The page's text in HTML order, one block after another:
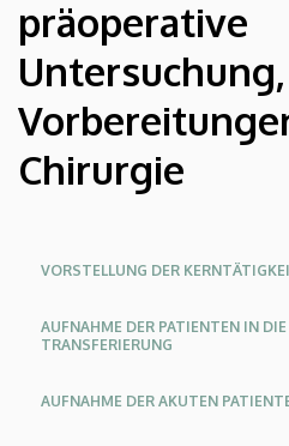
Vorbereitungen
für
die
Chirurgie
präoperative
Untersuchung,
Chirurgie
Oldalmenü
Oldalmenü
Angol
Oldalmenü
Német
VORSTELLUNG DER
AUFNAHME DER PATIENTEN IN
TRANSFERIERUNG
AUFNAHME DER AKUTEN